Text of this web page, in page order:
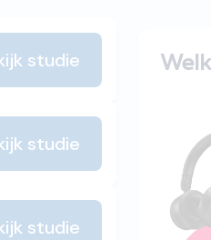
studie
studie
studie